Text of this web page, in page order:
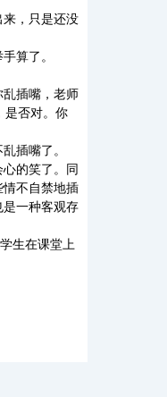
，只是还没
算了。
插嘴，老师
是否对。你
插嘴了。
的笑了。同
不自禁地插
一种客观存
生在课堂上